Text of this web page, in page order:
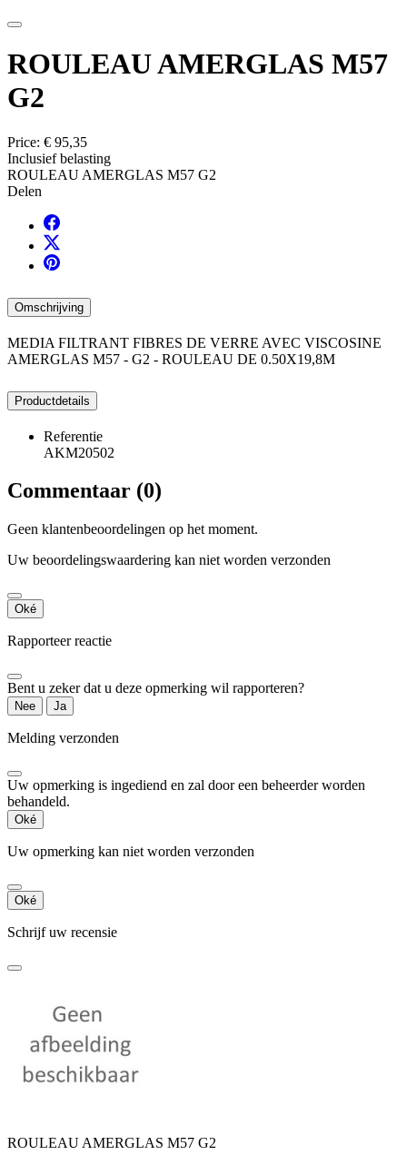
ROULEAU AMERGLAS M57
G2
Price: € 95,35
Inclusief belasting
ROULEAU AMERGLAS M57 G2
Delen
Omschrijving
MEDIA FILTRANT FIBRES DE VERRE AVEC VISCOSINE
AMERGLAS M57 - G2 - ROULEAU DE 0.50X19,8M
Productdetails
Referentie
AKM20502
Commentaar (0)
Geen klantenbeoordelingen op het moment.
Uw beoordelingswaardering kan niet worden verzonden
Oké
Rapporteer reactie
Bent u zeker dat u deze opmerking wil rapporteren?
Nee Ja
Melding verzonden
Uw opmerking is ingediend en zal door een beheerder worden
behandeld.
Oké
Uw opmerking kan niet worden verzonden
Oké
Schrijf uw recensie
ROULEAU AMERGLAS M57 G2